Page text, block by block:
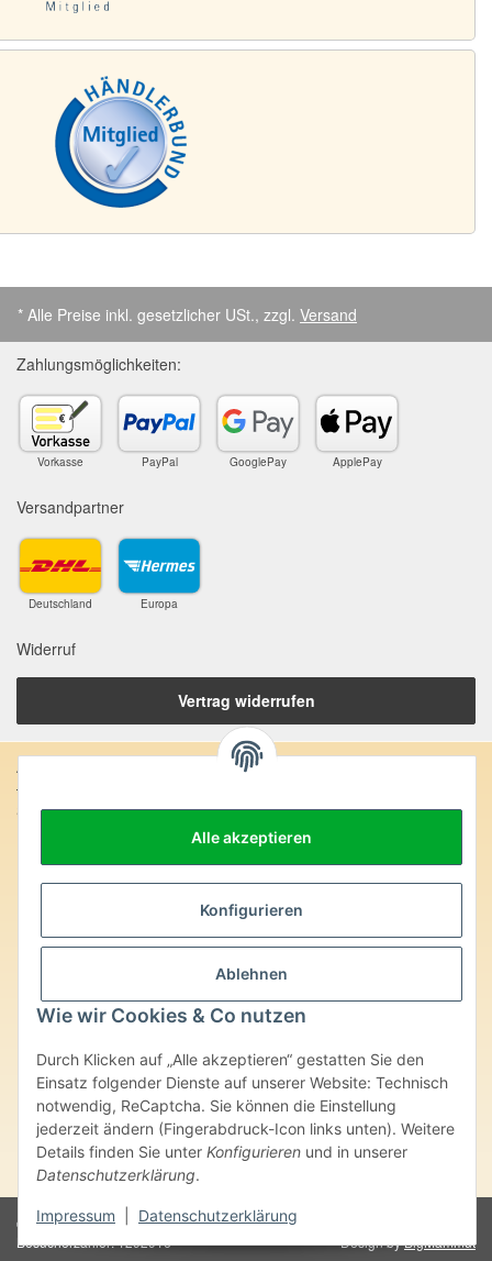
Alle akzeptieren
Konfigurieren
Ablehnen
Wie wir Cookies & Co nutzen
Durch Klicken auf „Alle akzeptieren“ gestatten Sie den
Einsatz folgender Dienste auf unserer Website: Technisch
notwendig, ReCaptcha. Sie können die Einstellung
jederzeit ändern (Fingerabdruck-Icon links unten). Weitere
Details finden Sie unter Konfigurieren und in unserer
Datenschutzerklärung.
Impressum Datenschutzerklärung
* Alle Preise inkl. gesetzlicher USt., zzgl. Versand
Zahlungsmöglichkeiten:
Vorkasse PayPal GooglePay ApplePay
Versandpartner
Deutschland Europa
Widerruf
Vertrag widerrufen
Anschrift:
SteinZeitOase
D-75391 Gechingen
Edelsteine und Mineralien werden im esoterischen Bereich
besondere Kräfte und Eigenschaften zugeordnet. Wir weisen
heilender Wirkungen (körperlich-seelisch-mental-geistig) einzelner
überlassenen Unterlagen bisher weder medizinisch anerkannt oder
wissenschaftlich nachweisbar sind. Die gemachten Angaben
beruhen ausschließlich auf Überlieferungen und langjähriger
Erfahrung. Unsere Produkte ersetzen nie den Besuch beim Arzt
oder Heilpraktiker und sind auch kein Medikamentenersatz. Auch
stellen unsere Angaben im ärztlichen Sinne keine Diagnose- oder
Therapieform dar.
© Karin Philippin - SteinZeitOase
Besucherzähler: 1292916
Design byBigMammut